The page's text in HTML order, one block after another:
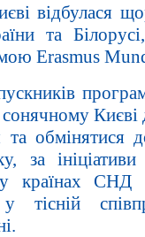
відбулася
та
Erasmus
Києві
обмінятися
за ініціативи
країнах СНД
тісній